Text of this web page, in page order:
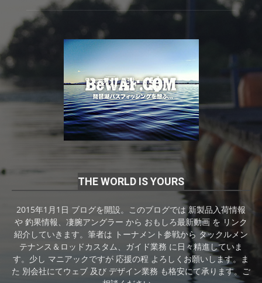
THE WORLD IS YOURS
2015年1月1日 ブログを開設。このブログでは 新製品入荷情報
や 釣果情報、凄腕アングラー から おもしろ最新動画 を リンク
紹介していきます。筆者は トーナメント参戦から タックルメン
テナンス＆ロッドカスタム、ガイド業務 に日々精進していま
す。少し マニアックですが 応援の程 よろしくお願いします。ま
た 別会社にてウェブ 及び デザイン業務 も格安にて承ります。ご